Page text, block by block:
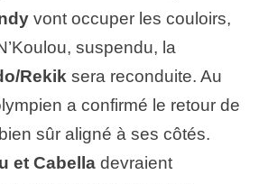
vont occuper les couloirs,
suspendu, la
Rekik sera reconduite. Au
a confirmé le retour de
sûr aligné à ses côtés.
et Cabella devraient